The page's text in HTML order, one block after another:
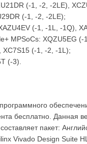
(-1, -2, -2LE),
(-1, -2, -2LE);
(-1, -1L, -1Q),
MPSoCs: XQZU5EG
XC7S15 (-1, -2, -1L);
(-3).
бесплатно. Данная
пакет:
Vivado Design Suite